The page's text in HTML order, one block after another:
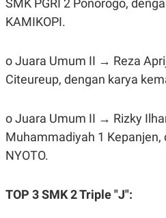
N
G
M
E
D
I
D
OF
KAMIKOPI.
o Juara Umum II → Reza
Citeureup, dengan karya
o Juara Umum II → Rizky
Muhammadiyah 1
NYOTO.
TOP 3 SMK 2 Triple "J":